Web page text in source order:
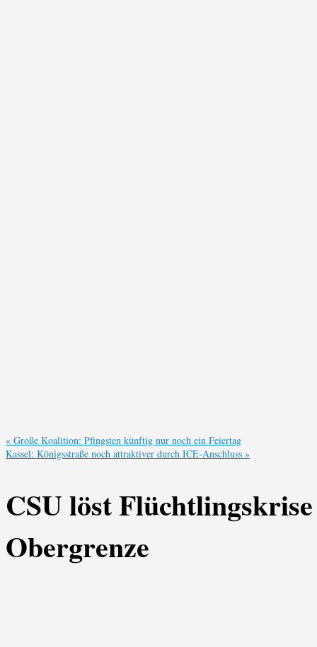
« Große Koalition: Pfingsten künftig nur noch ein Feiertag
Kassel: Königsstraße noch attraktiver durch ICE-Anschluss »
CSU löst
Obergrenze